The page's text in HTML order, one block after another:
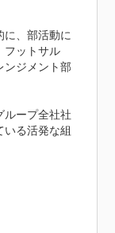
に、部活動に
フットサル
ンジメント部
ループ全社社
いる活発な組